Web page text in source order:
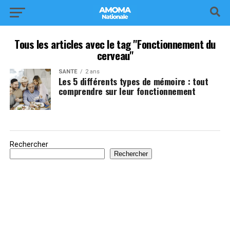
Tous les articles avec le tag "Fonctionnement du
cerveau"
SANTÉ 2 ans
Les 5 différents types de mémoire : tout
comprendre sur leur fonctionnement
Rechercher
Rechercher